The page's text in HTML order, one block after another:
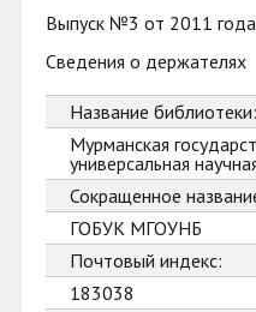
Выпуск №3 от 2011 года
Сведения о держателях
Название библиотеки:
Мурманская
универсальная
Сокращенное
ГОБУК МГОУНБ
Почтовый индекс:
183038